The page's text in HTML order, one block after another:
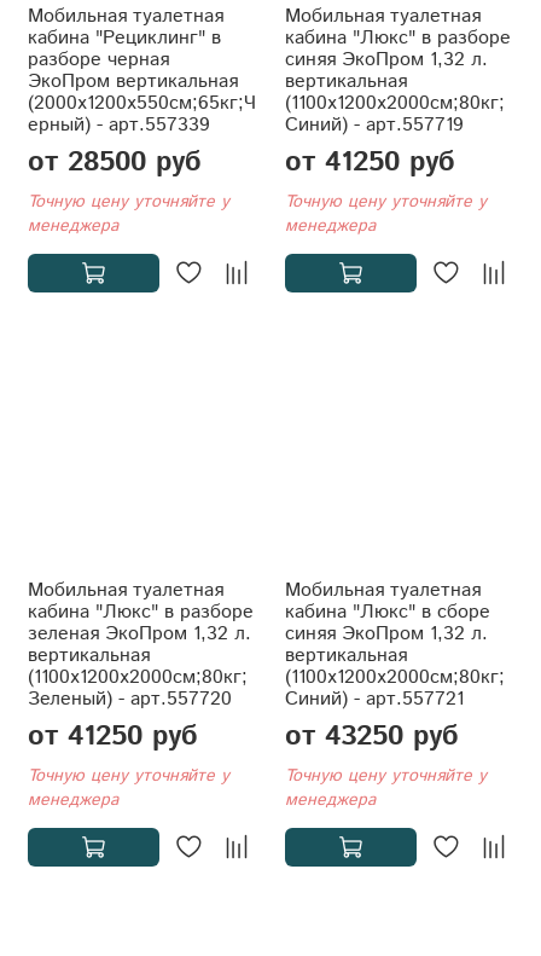
Мобильная туалетная
кабина "Рециклинг" в
разборе черная
ЭкоПром вертикальная
(2000x1200x550см;65кг;Ч
ерный) - арт.557339
от 28500 руб
Точную цену уточняйте у
менеджера
Мобильная туалетная
кабина "Люкс" в разборе
синяя ЭкоПром 1,32 л.
вертикальная
(1100x1200x2000см;80кг;
Синий) - арт.557719
от 41250 руб
Точную цену уточняйте у
менеджера
Мобильная туалетная
кабина "Люкс" в разборе
зеленая ЭкоПром 1,32 л.
вертикальная
(1100x1200x2000см;80кг;
Зеленый) - арт.557720
от 41250 руб
Точную цену уточняйте у
менеджера
Мобильная туалетная
кабина "Люкс" в сборе
синяя ЭкоПром 1,32 л.
вертикальная
(1100x1200x2000см;80кг;
Синий) - арт.557721
от 43250 руб
Точную цену уточняйте у
менеджера